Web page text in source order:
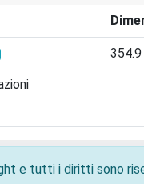
354.9
e tutti i diritti sono